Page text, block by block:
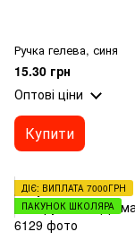
Ручка гелева, синя
15.30 грн
Оптові ціни
Купити
ДІЄ: ВИПЛАТА 7000ГРН
ПАКУНОК ШКОЛЯРА